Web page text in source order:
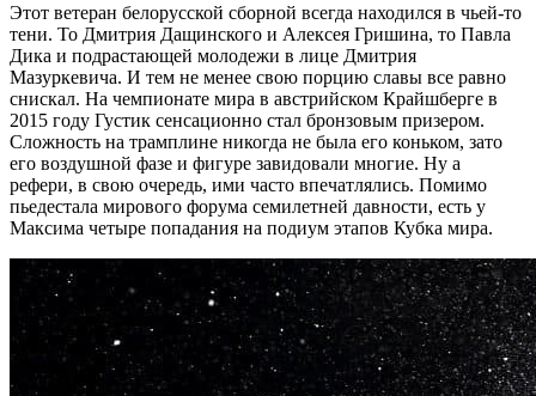
Этот ветеран белорусской сборной всегда находился в чьей-то
тени. То Дмитрия Дащинского и Алексея Гришина, то Павла
Дика и подрастающей молодежи в лице Дмитрия
Мазуркевича. И тем не менее свою порцию славы все равно
снискал. На чемпионате мира в австрийском Крайшберге в
2015 году Густик сенсационно стал бронзовым призером.
Сложность на трамплине никогда не была его коньком, зато
его воздушной фазе и фигуре завидовали многие. Ну а
рефери, в свою очередь, ими часто впечатлялись. Помимо
пьедестала мирового форума семилетней давности, есть у
Максима четыре попадания на подиум этапов Кубка мира.